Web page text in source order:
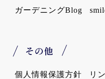
ガーデニングBlog
その他
個人情報保護方針 リ